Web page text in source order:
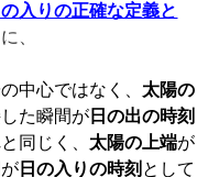
の入りの正確な定義と
、
中心ではなく、 太陽の
た瞬間が 日の出の時刻
同じく、 太陽の上端が
日の入りの時刻 として